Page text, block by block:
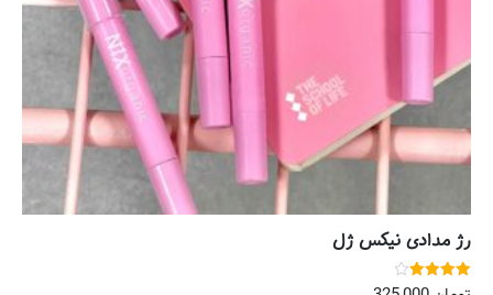
رژ مدادی نیکس ژل
نمره